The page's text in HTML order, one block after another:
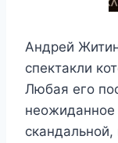
Андрей
спектакли
Любая его